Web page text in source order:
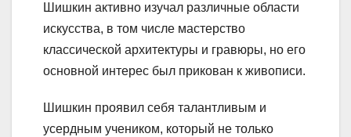
Шишкин активно изучал различные области
искусства, в том числе мастерство
классической архитектуры и гравюры, но его
основной интерес был прикован к живописи.
Шишкин проявил себя талантливым и
усердным учеником, который не только